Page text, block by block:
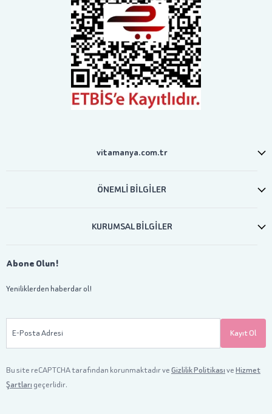
vitamanya.com.tr
ÖNEMLİ BİLGİLER
KURUMSAL BİLGİLER
Abone Olun!
Yeniliklerden haberdar ol!
E-Posta Adresi Kayıt Ol
Bu site reCAPTCHA tarafından korunmaktadır veGizlilik PolitikasıveHizmet
Şartları geçerlidir.